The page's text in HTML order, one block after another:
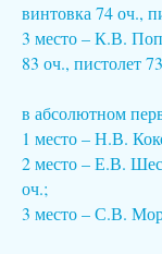
винтовка 74 оч.,
3 место – К.В.
83 оч., пистолет
в абсолютном
1 место – Н.В.
2 место – Е.В.
оч.;
3 место – С.В.